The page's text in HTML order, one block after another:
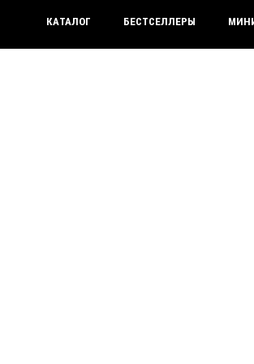
КАТАЛОГ БЕСТСЕЛЛЕРЫ